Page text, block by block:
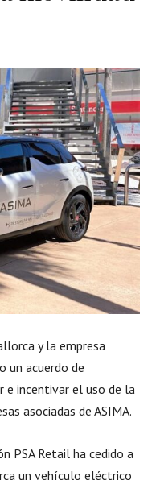
y la empresa
un acuerdo de
e incentivar el uso de la
asociadas de ASIMA.
PSA Retail ha cedido a
un vehículo eléctrico